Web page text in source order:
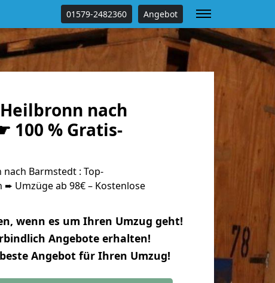
01579-2482360 Angebot
nach
100 % Gratis-
Barmstedt : Top-
Umzüge ab 98€ – Kostenlose
wenn es um Ihren Umzug geht!
Angebote erhalten!
Angebot für Ihren Umzug!